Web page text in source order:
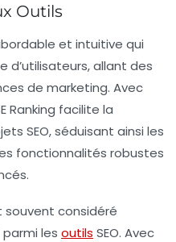
Outils
et intuitive qui
d’utilisateurs, allant des
de marketing. Avec
Ranking facilite la
SEO, séduisant ainsi les
fonctionnalités robustes
souvent considéré
les outils SEO. Avec